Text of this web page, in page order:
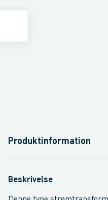
Produktinformation
Beskrivelse